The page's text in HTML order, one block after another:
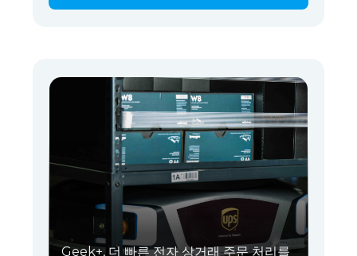
Geek+, 더 빠른 전자 상거래 주문 처리를